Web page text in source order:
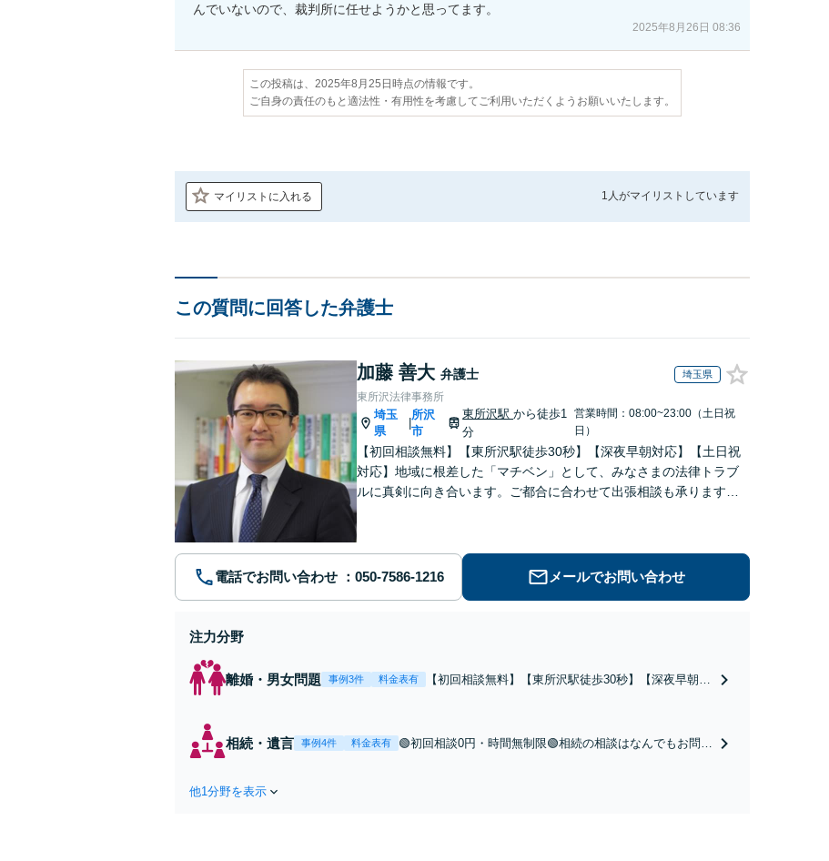
んでいないので、裁判所に任せようかと思ってます。
2025年8月26日 08:36
この投稿は、2025年8月25日時点の情報です。
ご自身の責任のもと適法性・有用性を考慮してご利用いただくようお願いいたします。
マイリストに入れる 1人がマイリストしています
この質問に回答した弁護士
加藤 善大 弁護士 埼玉県
東所沢法律事務所
埼玉
県
所沢
市
東所沢駅から徒歩1
分
営業時間：08:00~23:00（土日祝
日）
【初回相談無料】【東所沢駅徒歩30秒】【深夜早朝対応】【土日祝
対応】地域に根差した「マチベン」として、みなさまの法律トラブ
ルに真剣に向き合います。ご都合に合わせて出張相談も承ります。
電話でお問い合わせ メールでお問い合わせ
注力分野
離婚・男女問題 事例3件 料金表有
【初回相談無料】【東所沢駅徒歩30秒】【深夜早朝対
尽くします。
相続・遺言 事例4件 料金表有
🟢初回相談0円・時間無制限🟢相続の相談はなんでもお問合
他1分野を表示